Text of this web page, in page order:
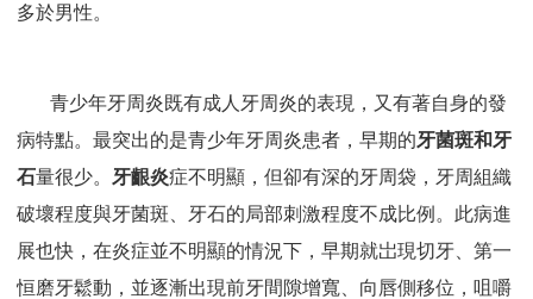
多於男性。
青少年牙周炎既有成人牙周炎的表現，又有著自身的發
病特點。最突出的是青少年牙周炎患者，早期的牙菌斑和牙
石量很少。 牙齦炎症不明顯，但卻有深的牙周袋，牙周組織
破壞程度與牙菌斑、牙石的局部刺激程度不成比例。此病進
展也快，在炎症並不明顯的情況下，早期就岀現切牙、第一
恒磨牙鬆動，並逐漸出現前牙間隙增寬、向唇側移位，咀嚼